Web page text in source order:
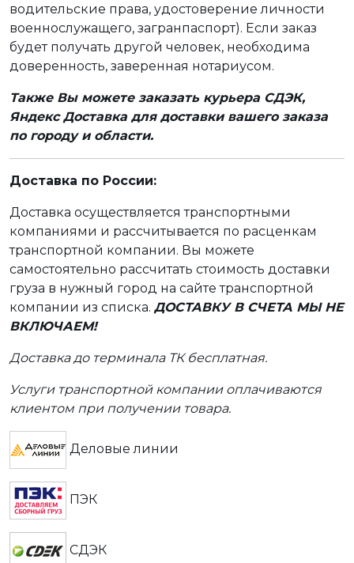
водительские права, удостоверение личности
военнослужащего, загранпаспорт). Если заказ
будет получать другой человек, необходима
доверенность, заверенная нотариусом.
Также Вы можете заказать курьера СДЭК,
Яндекс Доставка для доставки вашего заказа
по городу и области.
Доставка по России:
Доставка осуществляется транспортными
компаниями и рассчитывается по расценкам
транспортной компании. Вы можете
самостоятельно рассчитать стоимость доставки
груза в нужный город на сайте транспортной
компании из списка. ДОСТАВКУ В СЧЕТА МЫ НЕ
ВКЛЮЧАЕМ!
Доставка до терминала ТК бесплатная.
Услуги транспортной компании оплачиваются
клиентом при получении товара.
Деловые линии
ПЭК
СДЭК